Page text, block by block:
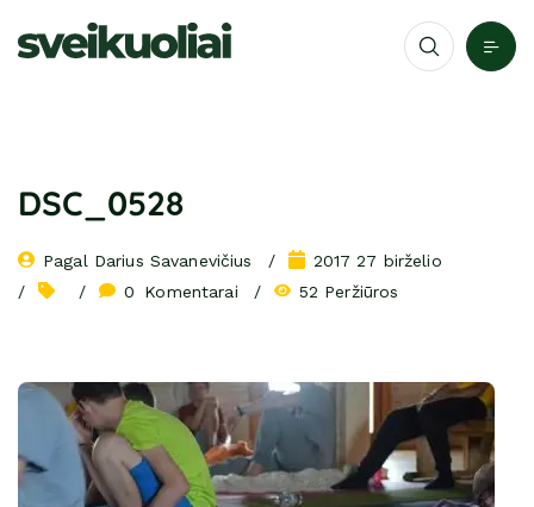
DSC_0528
Pagal Darius Savanevičius
2017 27 birželio
0
Komentarai 52 Peržiūros